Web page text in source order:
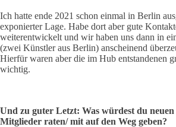
Ich hatte ende 2021 schon einmal in Berlin
exponierter Lage. Habe dort aber gute
weiterentwickelt und wir haben uns dann in
(zwei Künstler aus Berlin) anscheinend
Hierfür waren aber die im Hub entstandenen
wichtig.
Und zu guter Letzt: Was würdest du
Mitglieder raten/ mit auf den Weg geben?